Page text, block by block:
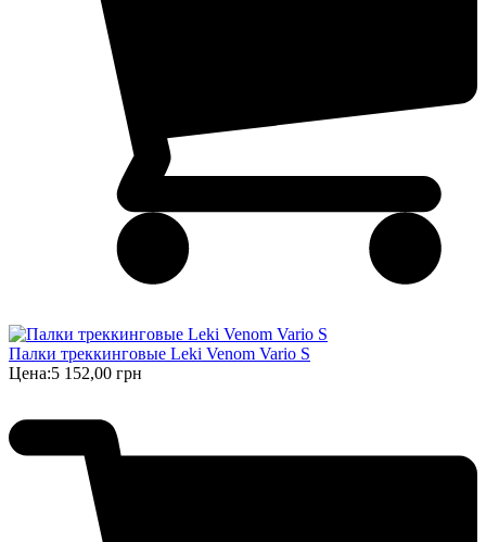
Палки треккинговые Leki Venom Vario S
Цена:5 152,00 грн